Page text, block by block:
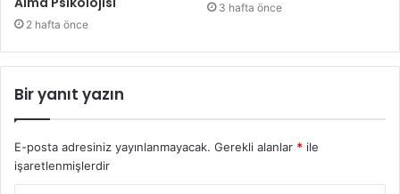
2 hafta önce
3 hafta önce
Bir yanıt yazın
E-posta adresiniz yayınlanmayacak. Gerekli alanlar * ile
işaretlenmişlerdir